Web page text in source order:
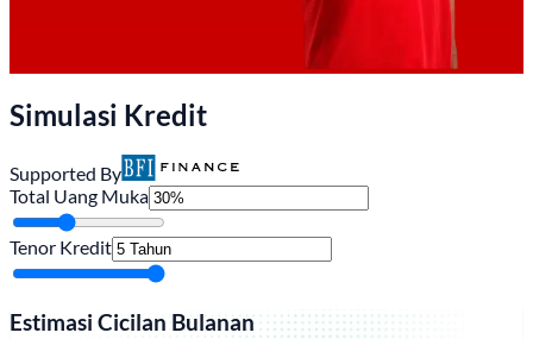
Simulasi Kredit
Supported By
Total Uang Muka
Tenor Kredit
Estimasi Cicilan Bulanan